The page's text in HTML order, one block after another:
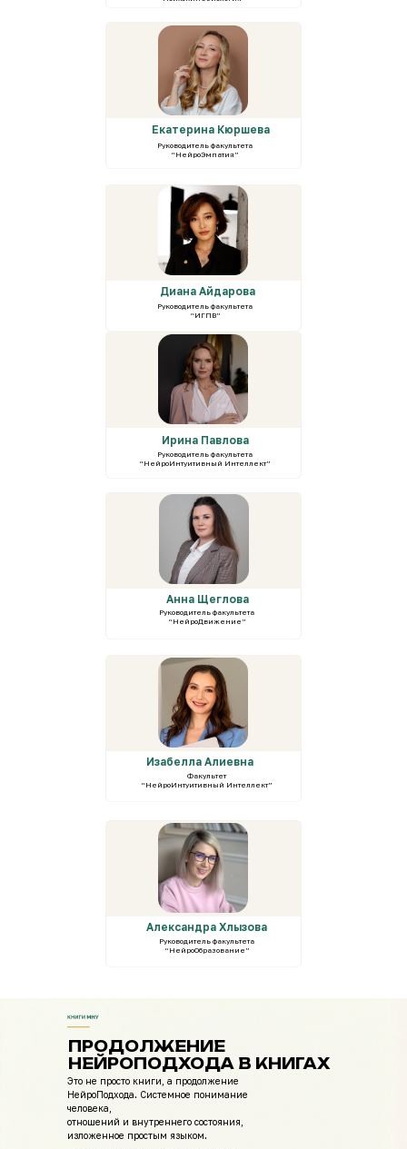
Ирина Павлова
Руководитель факультета
“НейроИнтуитивный Интеллект”
Анна Щеглова
Руководитель факультета
“НейроДвижение”
Изабелла Алиевна
Факультет
“НейроИнтуитивный Интеллект”
Александра Хлызова
Руководитель факультета
“НейроОбразование”
Екатерина Кюршева
Руководитель факультета
“НейроЭмпатия”
Диана Айдарова
Руководитель факультета
“ИГПВ”
Это не просто книги, а продолжение
НейроПодхода. Системное понимание
человека,
отношений и внутреннего состояния,
изложенное простым языком.
ПРОДОЛЖЕНИЕ
НЕЙРОПОДХОДА В КНИГАХ